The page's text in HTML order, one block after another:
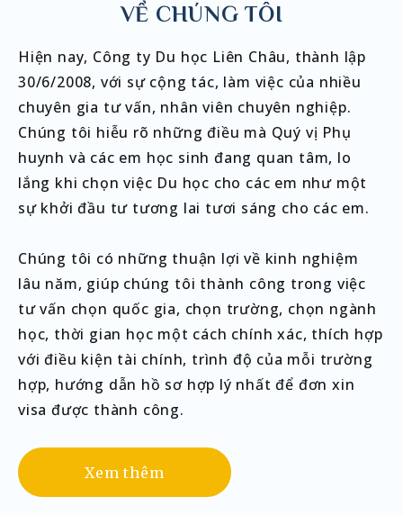
VỀ CHÚNG TÔI
Hiện nay, Công ty Du học Liên Châu, thành lập
30/6/2008, với sự cộng tác, làm việc của nhiều
chuyên gia tư vấn, nhân viên chuyên nghiệp.
Chúng tôi hiễu rõ những điều mà Quý vị Phụ
huynh và các em học sinh đang quan tâm, lo
lắng khi chọn việc Du học cho các em như một
sự khởi đầu tư tương lai tươi sáng cho các em.
Chúng tôi có những thuận lợi về kinh nghiệm
lâu năm, giúp chúng tôi thành công trong việc
tư vấn chọn quốc gia, chọn trường, chọn ngành
học, thời gian học một cách chính xác, thích hợp
với điều kiện tài chính, trình độ của mỗi trường
hợp, hướng dẫn hồ sơ hợp lý nhất để đơn xin
visa được thành công.
Xem thêm